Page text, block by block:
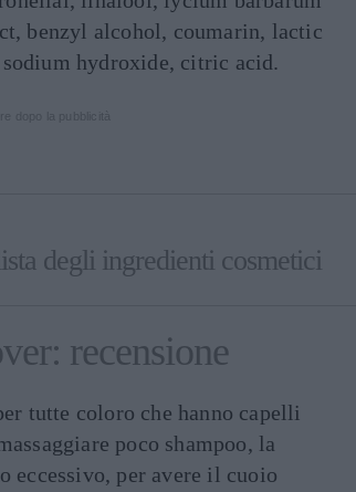
benzyl alcohol, coumarin, lactic
hydroxide, citric acid.
degli ingredienti cosmetici
recensione
tutte coloro che hanno capelli
poco shampoo, la
eccessivo, per avere il cuoio